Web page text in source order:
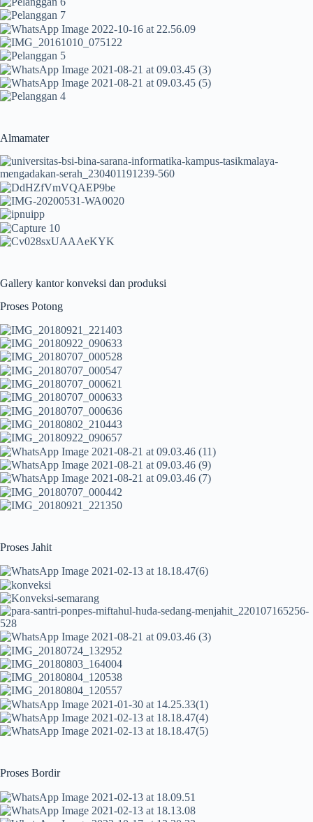
Almamater
Gallery kantor konveksi dan produksi
Proses Potong
Proses Jahit
Proses Bordir